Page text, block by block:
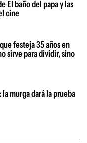
El baño del papa y las
cine
festeja 35 años en
sirve para dividir, sino
murga dará la prueba